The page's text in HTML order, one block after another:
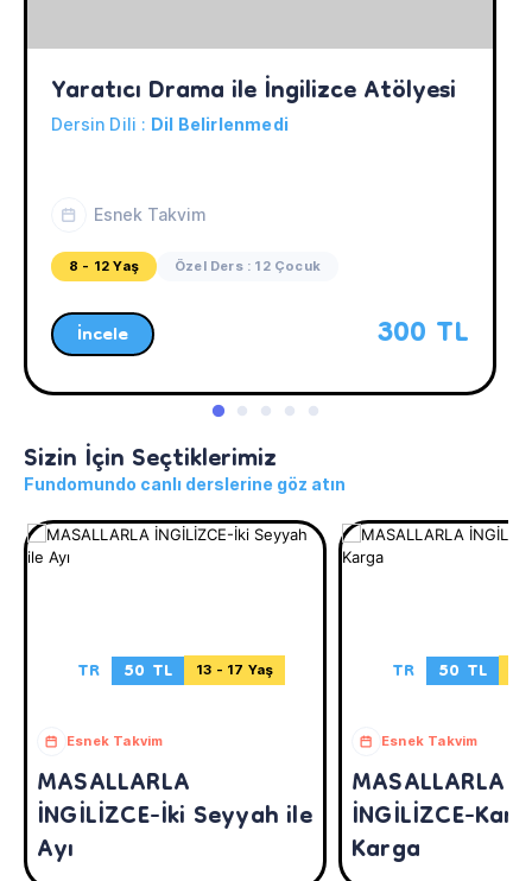
Yaratıcı Drama ile İngilizce Atölyesi
Dersin Dili : Dil Belirlenmedi
Esnek Takvim
8 - 12 Yaş Özel Ders : 12 Çocuk
İncele 300 TL
Sizin İçin Seçtiklerimiz
Fundomundo canlı derslerine göz atın
TR 50 TL 13 - 17 Yaş
Esnek Takvim
MASALLARLA
İNGİLİZCE-İki Seyyah ile
Ayı
TR 50 TL
Esnek Takvim
MASALLARLA
İNGİLİZCE-
Karga